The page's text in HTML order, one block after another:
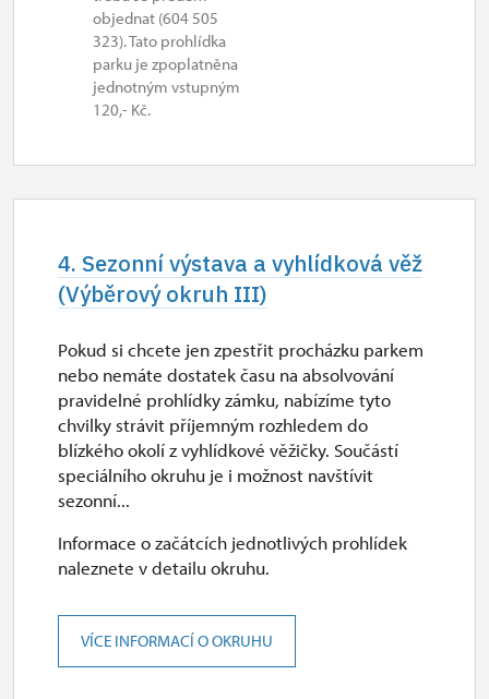
objednat (604 505
323). Tato prohlídka
parku je zpoplatněna
jednotným vstupným
120,- Kč.
4. Sezonní výstava a vyhlídková věž
(Výběrový okruh III)
Pokud si chcete jen zpestřit procházku parkem
nebo nemáte dostatek času na absolvování
pravidelné prohlídky zámku, nabízíme tyto
chvilky strávit příjemným rozhledem do
blízkého okolí z vyhlídkové věžičky. Součástí
speciálního okruhu je i možnost navštívit
sezonní...
Informace o začátcích jednotlivých prohlídek
naleznete v detailu okruhu.
VÍCE INFORMACÍ O OKRUHU